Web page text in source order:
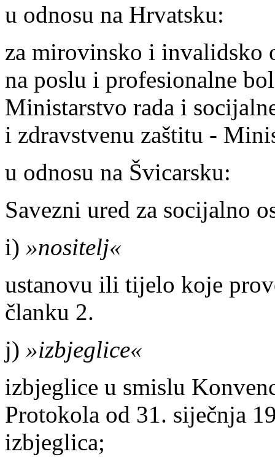
u odnosu na Hrvatsku:
za mirovinsko i invalidsko
na poslu i profesionalne
Ministarstvo rada i
i zdravstvenu zaštitu -
u odnosu na Švicarsku:
Savezni ured za socijalno
i) »nositelj«
ustanovu ili tijelo koje
članku 2.
j) »izbjeglice«
izbjeglice u smislu
Protokola od 31. siječnja
izbjeglica;